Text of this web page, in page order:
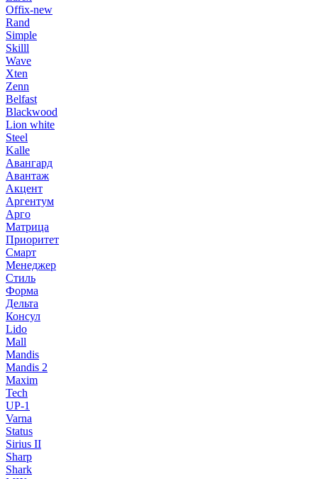
Offix-new
Rand
Simple
Skilll
Wave
Xten
Zenn
Belfast
Blackwood
Lion white
Steel
Kalle
Авангард
Авантаж
Акцент
Аргентум
Арго
Матрица
Приоритет
Смарт
Менеджер
Стиль
Форма
Дельта
Консул
Lido
Mall
Mandis
Mandis 2
Maxim
Tech
UP-1
Varna
Status
Sirius II
Sharp
Shark